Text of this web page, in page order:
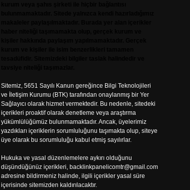
Sitemiz, 5651 Sayılı Kanun gereğince Bilgi Teknolojileri
ve İletişim Kurumu (BTK) tarafından onaylanmış bir Yer
Sağlayıcı olarak hizmet vermektedir. Bu nedenle, sitedeki
içerikleri proaktif olarak denetleme veya araştırma
yükümlülüğümüz bulunmamaktadır. Ancak, üyelerimiz
yazdıkları içeriklerin sorumluluğunu taşımakta olup, siteye
üye olarak bu sorumluluğu kabul etmiş sayılırlar.
Hukuka ve yasal düzenlemelere aykırı olduğunu
düşündüğünüz içerikleri, backlinkpanelicomtr@gmail.com
adresine bildirmeniz halinde, ilgili içerikler yasal süre
içerisinde sitemizden kaldırılacaktır.